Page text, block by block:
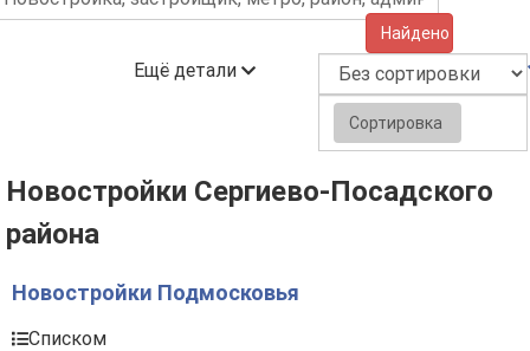
Найдено (0)
Ещё детали
Сортировка
Новостройки Сергиево-Посадского
района
Новостройки Подмосковья
Списком